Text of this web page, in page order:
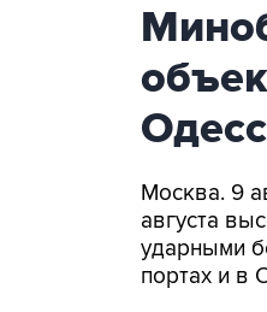
Москва. 9
августа
ударными
портах и в